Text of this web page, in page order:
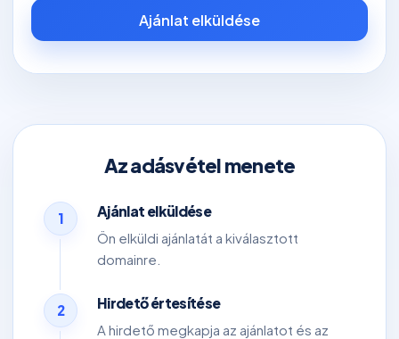
Ajánlat elküldése
Az adásvétel menete
1 Ajánlat elküldése
Ön elküldi ajánlatát a kiválasztott
domainre.
2 Hirdető értesítése
A hirdető megkapja az ajánlatot és az